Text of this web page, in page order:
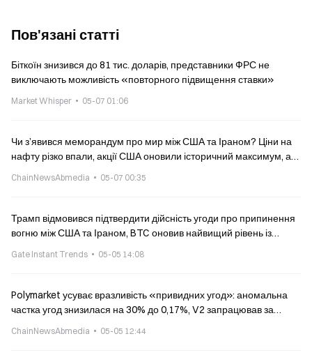
Пов'язані статті
Біткоїн знизився до 81 тис. доларів, представники ФРС не
виключають можливість «повторного підвищення ставки»
Market Whisper 05-07 01:06
Чи з’явився меморандум про мир між США та Іраном? Ціни на
нафту різко впали, акції США оновили історичний максимум, а
ChainNewsAbmedia 05-07 00:35
Трамп відмовився підтвердити дійсність угоди про припинення
вогню між США та Іраном, BTC оновив найвищий рівень із
Gate Instant Trends 05-05 14:08
Polymarket усуває вразливість «привидних угод»: аномальна
частка угод знизилася на 30% до 0,17%, V2 запрацював за
ChainNewsAbmedia 05-05 12:44